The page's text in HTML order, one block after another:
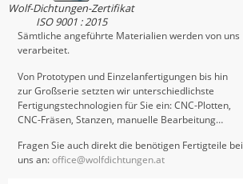
Wolf-Dichtungen-Zertifikat
ISO 9001 : 2015
Sämtliche angeführte Materialien werden von uns
verarbeitet.
Von Prototypen und Einzelanfertigungen bis hin
zur Großserie setzten wir unterschiedlichste
Fertigungstechnologien für Sie ein: CNC-Plotten,
CNC-Fräsen, Stanzen, manuelle Bearbeitung…
Fragen Sie auch direkt die benötigen Fertigteile bei
uns an:office@wolfdichtungen.at